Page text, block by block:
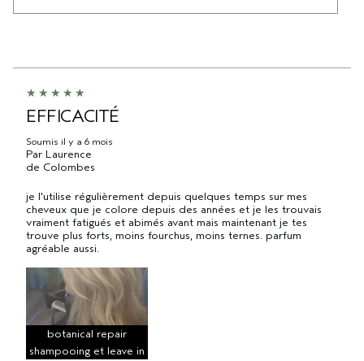
EFFICACITÉ
Soumis il y a 6 mois
Par Laurence
de Colombes
je l'utilise régulièrement depuis quelques temps sur mes
cheveux que je colore depuis des années et je les trouvais
vraiment fatigués et abimés avant mais maintenant je tes
trouve plus forts, moins fourchus, moins ternes. parfum
agréable aussi.
botanical repair
shampooing et leave in